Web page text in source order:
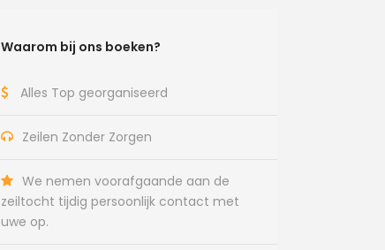
Waarom bij ons boeken?
Alles Top georganiseerd
Zeilen Zonder Zorgen
We nemen voorafgaande aan de
zeiltocht tijdig persoonlijk contact met
uwe op.